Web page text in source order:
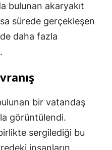
bulunan akaryakıt
sürede gerçekleşen
daha fazla
bir vatandaş
görüntülendi.
sergilediği bu